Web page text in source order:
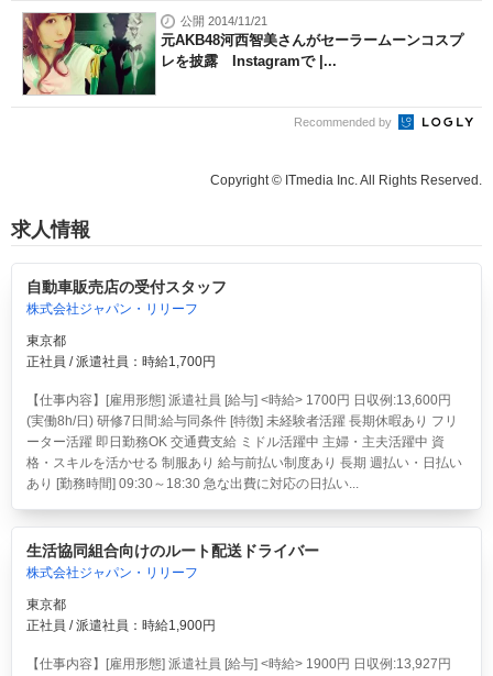
公開 2014/11/21
元AKB48河西智美さんがセーラームーンコスプ
レを披露 Instagramで |...
Recommended by
Copyright © ITmedia Inc. All Rights Reserved.
求人情報
自動車販売店の受付スタッフ
株式会社ジャパン・リリーフ
東京都
正社員 / 派遣社員：時給1,700円
【仕事内容】[雇用形態] 派遣社員 [給与] <時給> 1700円 日収例:13,600円
(実働8h/日) 研修7日間:給与同条件 [特徴] 未経験者活躍 長期休暇あり フリ
ーター活躍 即日勤務OK 交通費支給 ミドル活躍中 主婦・主夫活躍中 資
格・スキルを活かせる 制服あり 給与前払い制度あり 長期 週払い・日払い
あり [勤務時間] 09:30～18:30 急な出費に対応の日払い...
生活協同組合向けのルート配送ドライバー
株式会社ジャパン・リリーフ
東京都
正社員 / 派遣社員：時給1,900円
【仕事内容】[雇用形態] 派遣社員 [給与] <時給> 1900円 日収例:13,927円